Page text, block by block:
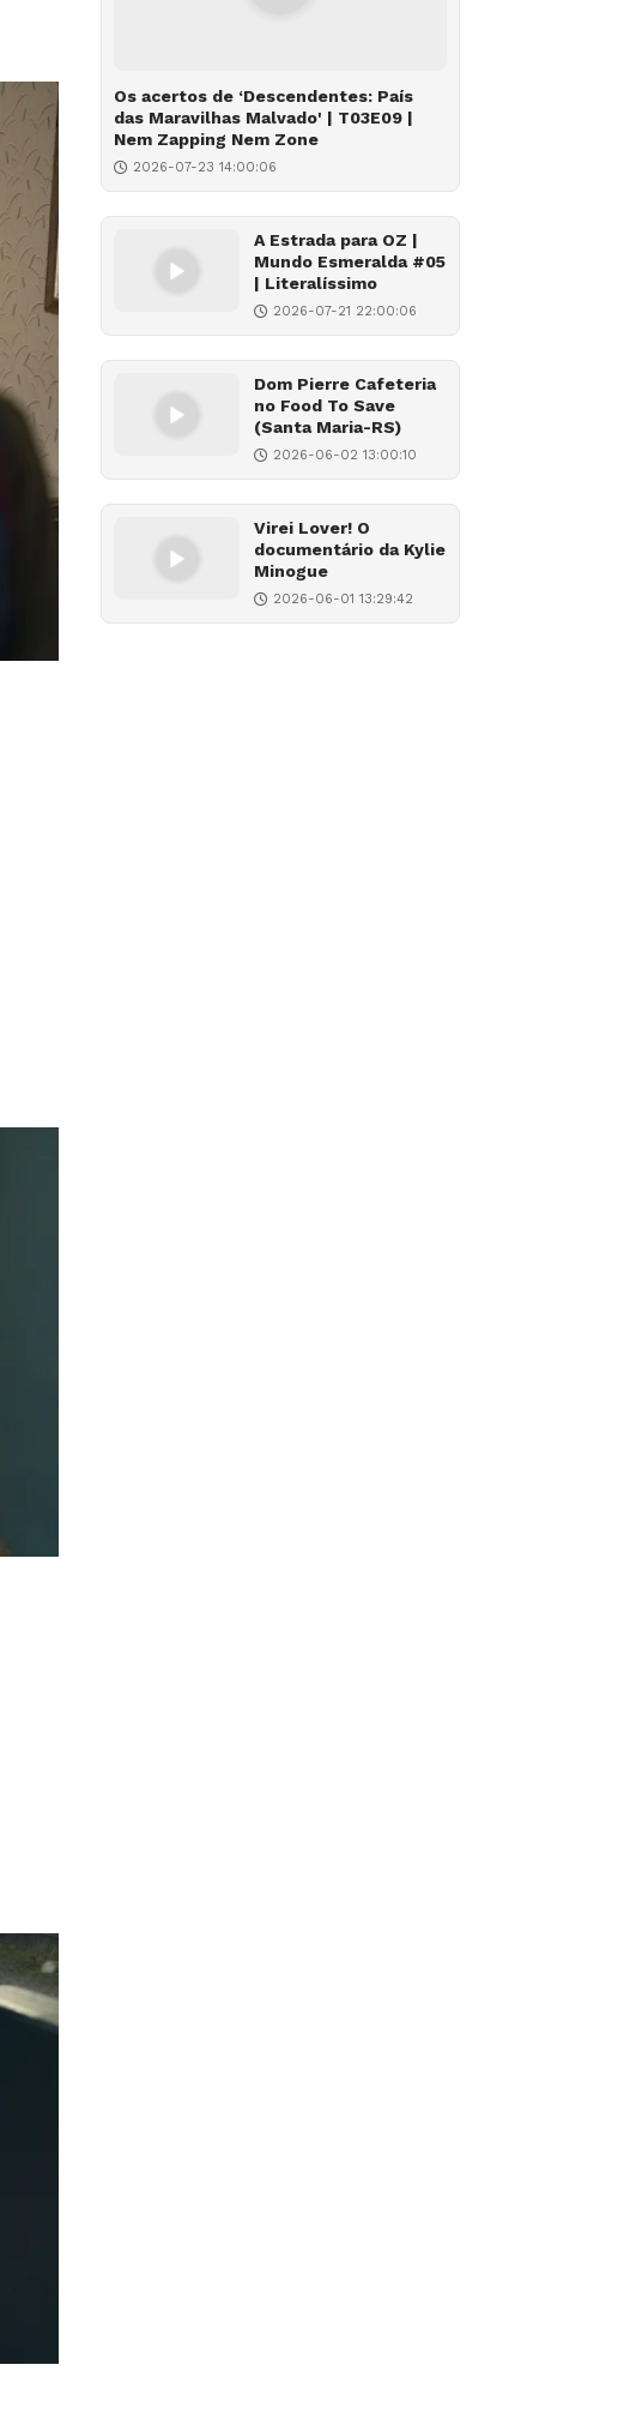
Os acertos de ‘Descendentes: País
das Maravilhas Malvado' | T03E09 |
Nem Zapping Nem Zone
2026-07-23 14:00:06
A Estrada para OZ |
Mundo Esmeralda #05
| Literalíssimo
2026-07-21 22:00:06
Dom Pierre Cafeteria
no Food To Save
(Santa Maria-RS)
2026-06-02 13:00:10
Virei Lover! O
documentário da Kylie
Minogue
2026-06-01 13:29:42